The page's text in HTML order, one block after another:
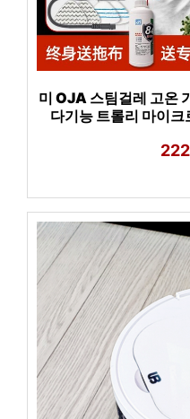
미 OJA 스팀걸레 고온
다기능 트롤리 마이